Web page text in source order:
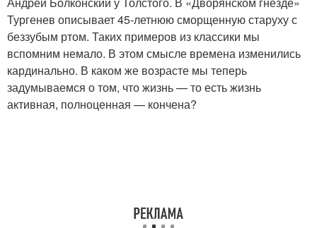
Тургенев описывает 45-летнюю сморщенную старуху с
беззубым ртом. Таких примеров из классики мы
вспомним немало. В этом смысле времена изменились
кардинально. В каком же возрасте мы теперь
задумываемся о том, что жизнь — то есть жизнь
активная, полноценная — кончена?